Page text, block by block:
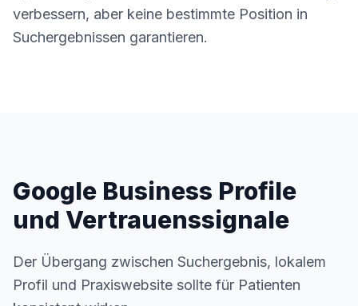
verbessern, aber keine bestimmte Position in
Suchergebnissen garantieren.
Google Business Profile
und Vertrauenssignale
Der Übergang zwischen Suchergebnis, lokalem
Profil und Praxiswebsite sollte für Patienten